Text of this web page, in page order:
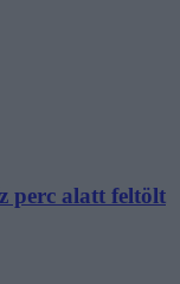
perc alatt feltölt